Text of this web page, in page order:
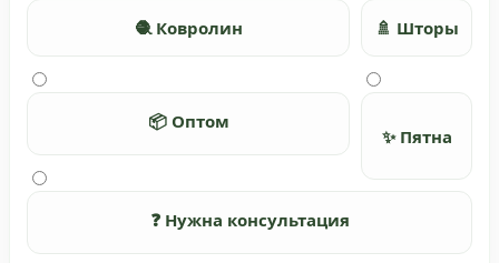
🧶 Ковролин 🚿 Шторы
📦 Оптом
✨ Пятна
❓ Нужна консультация